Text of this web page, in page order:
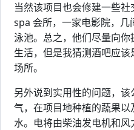
当然该项目也会修建一些
spa 会所，一家电影院，
泳池。总之，他们尽量向
生活，但是我猜测酒吧应
场所。
另外说到实用性的问题，
气，在项目地种植的蔬果
水。电将由柴油发电机和风